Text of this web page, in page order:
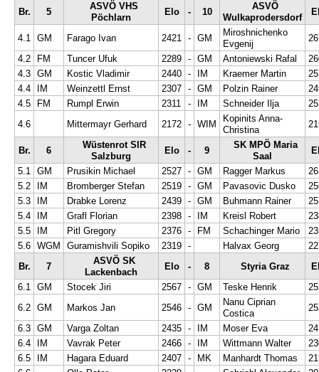
Br. 5
ASVÖ VHS
Pöchlarn
Elo - 10
ASVÖ
Wulkaprodersdorf
4.1 GM Farago Ivan 2421 - GM
Miroshnichenko
Evgenij
4.2
FM Tuncer Ufuk 2289 - GM Antoniewski Rafal
4.3 GM Kostic Vladimir 2440 - IM Kraemer Martin
4.4
IM Weinzettl Ernst 2307 - GM Polzin Rainer
4.5
FM Rumpl Erwin 2311 - IM Schneider Ilja
4.6
Mittermayr Gerhard 2172 - WIM
Kopinits Anna-
Christina
Br. 6
Wüstenrot SIR
Salzburg
Elo - 9
SK MPÖ Maria
Saal
5.1 GM Prusikin Michael 2527 - GM Ragger Markus
5.2
IM Bromberger Stefan 2519 - GM Pavasovic Dusko
5.3
IM Drabke Lorenz 2439 - GM Buhmann Rainer
5.4
IM Grafl Florian 2398 - IM Kreisl Robert
5.5
IM Pitl Gregory 2376 - FM Schachinger Mario
5.6 WGM Guramishvili Sopiko 2319 - Halvax Georg
Br.
7
ASVÖ SK
Lackenbach
Elo - 8 Styria Graz
6.1 GM Stocek Jiri 2567 - GM Teske Henrik
6.2 GM Markos Jan 2546 - GM
Nanu Ciprian
Costica
6.3 GM Varga Zoltan 2435 - IM Moser Eva
6.4
IM Vavrak Peter 2466 - IM Wittmann Walter
6.5
IM Hagara Eduard 2407 - MK Manhardt Thomas